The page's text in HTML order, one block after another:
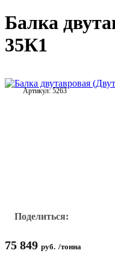
Балка
35К1
Артикул:5263
Поделиться:
75 849 руб. /тонна